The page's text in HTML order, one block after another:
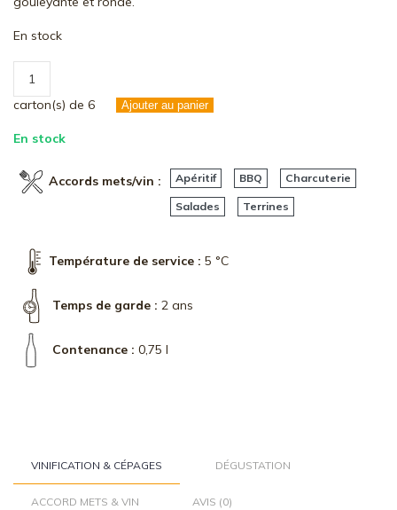
En stock
Les
–
carton(s) de 6 Ajouter au panier
En stock
Accords mets/vin : Apéritif BBQ Charcuterie
Salades Terrines
Température de service : 5 °C
Temps de garde : 2 ans
Contenance : 0,75 l
VINIFICATION & CÉPAGES DÉGUSTATION
ACCORD METS & VIN AVIS (0)